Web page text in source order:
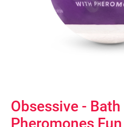
Obsessive -
Pheromones Fun